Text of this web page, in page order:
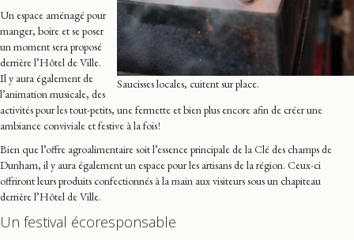
Saucisses locales, cuitent sur place.
Un espace aménagé pour
manger, boire et se poser
un moment sera proposé
derrière l’Hôtel de Ville.
Il y aura également de
l’animation musicale, des
activités pour les tout-petits, une fermette et bien plus encore afin de créer une
ambiance conviviale et festive à la fois !
Bien que l’offre agroalimentaire soit l’essence principale de la Clé des champs de
Dunham, il y aura également un espace pour les artisans de la région. Ceux-ci
offriront leurs produits confectionnés à la main aux visiteurs sous un chapiteau
derrière l’Hôtel de Ville.
Un festival écoresponsable